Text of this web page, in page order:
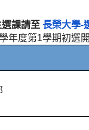
課請至 長榮大學-
年度第1學期初選